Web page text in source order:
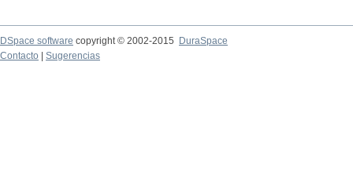
DSpace software copyright © 2002-2015
DuraSpace
Contacto
Sugerencias